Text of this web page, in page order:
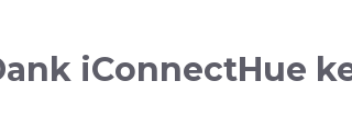
iConnectHue